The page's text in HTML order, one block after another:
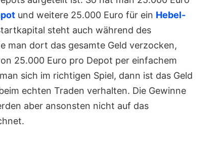
und weitere 25.000 Euro für ein Hebel-
steht auch während des
man dort das gesamte Geld verzocken,
25.000 Euro pro Depot per einfachem
sich im richtigen Spiel, dann ist das Geld
echten Traden verhalten. Die Gewinne
aber ansonsten nicht auf das